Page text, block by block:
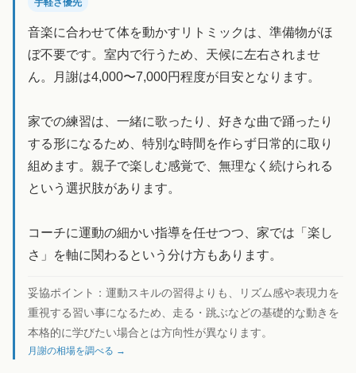
手軽さ優先
音楽に合わせて体を動かすリトミックは、準備物がほ
ぼ不要です。室内で行うため、天候に左右されませ
ん。月謝は4,000〜7,000円程度が目安となります。
家での練習は、一緒に歌ったり、好きな曲で踊ったり
する形になるため、特別な時間を作らず日常的に取り
組めます。親子で楽しむ感覚で、無理なく続けられる
という選択肢があります。
コーチに運動の細かい指導を任せつつ、家では「楽し
さ」を軸に関わるという分け方もあります。
妥協ポイント： 運動スキルの習得よりも、リズム感や表現力を
重視する習い事になるため、走る・跳ぶなどの基礎的な動きを
本格的に学びたい場合とは方向性が異なります。
月謝の相場を調べる →